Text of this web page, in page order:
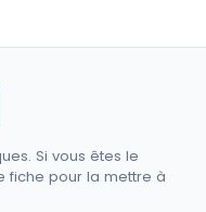
Si vous êtes le
fiche pour la mettre à